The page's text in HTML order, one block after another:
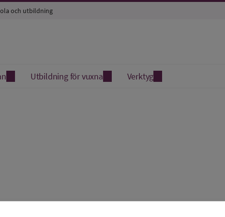
och utbildning
Utbildning för vuxna Verktyg